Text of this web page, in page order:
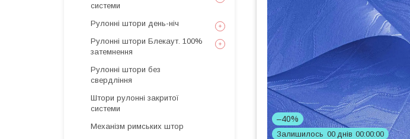
–40%
Залишилось 00 днів 00 00 00
системи
Рулонні штори день-ніч
Рулонні штори Блекаут. 100%
затемнення
Рулонні штори без
свердління
Штори рулонні закритої
системи
Механізм римських штор